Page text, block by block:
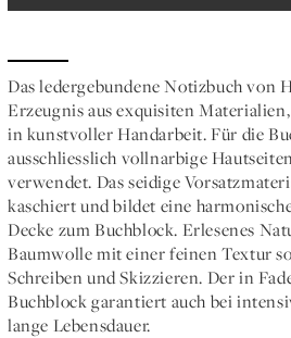
Das ledergebundene Notizbuch von
Erzeugnis aus exquisiten
in kunstvoller Handarbeit. Für die
ausschliesslich vollnarbige
verwendet. Das seidige
kaschiert und bildet eine
Decke zum Buchblock. Erlesenes
Baumwolle mit einer feinen Textur
Schreiben und Skizzieren. Der in
Buchblock garantiert auch bei
lange Lebensdauer.